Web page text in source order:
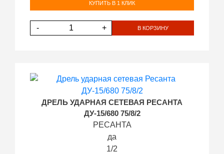
КУПИТЬ В 1 КЛИК
- + В КОРЗИНУ
ДРЕЛЬ УДАРНАЯ СЕТЕВАЯ РЕСАНТА
ДУ-15/680 75/8/2
РЕСАНТА
да
1/2